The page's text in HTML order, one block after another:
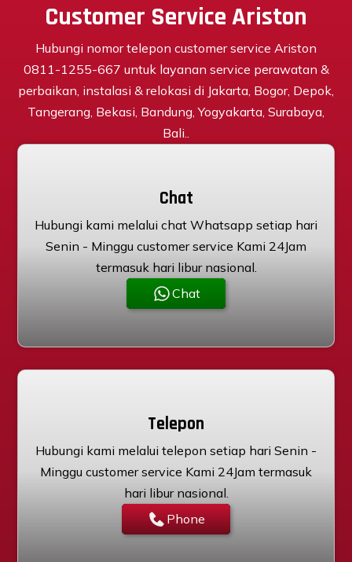
Customer Service Ariston
Hubungi nomor telepon customer service Ariston
0811-1255-667 untuk layanan service perawatan &
perbaikan, instalasi & relokasi di Jakarta, Bogor, Depok,
Tangerang, Bekasi, Bandung, Yogyakarta, Surabaya,
Bali..
Chat
Hubungi kami melalui chat Whatsapp setiap hari
Senin - Minggu customer service Kami 24Jam
termasuk hari libur nasional.
Chat
Telepon
Hubungi kami melalui telepon setiap hari Senin -
Minggu customer service Kami 24Jam termasuk
hari libur nasional.
Phone